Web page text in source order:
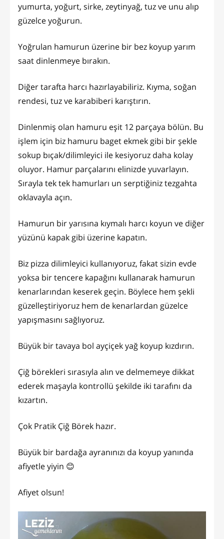
yumurta, yoğurt, sirke, zeytinyağ, tuz ve unu alıp
güzelce yoğurun.
Yoğrulan hamurun üzerine bir bez koyup yarım
saat dinlenmeye bırakın.
Diğer tarafta harcı hazırlayabiliriz. Kıyma, soğan
rendesi, tuz ve karabiberi karıştırın.
Dinlenmiş olan hamuru eşit 12 parçaya bölün. Bu
işlem için biz hamuru baget ekmek gibi bir şekle
sokup bıçak/dilimleyici ile kesiyoruz daha kolay
oluyor. Hamur parçalarını elinizde yuvarlayın.
Sırayla tek tek hamurları un serptiğiniz tezgahta
oklavayla açın.
Hamurun bir yarısına kıymalı harcı koyun ve diğer
yüzünü kapak gibi üzerine kapatın.
Biz pizza dilimleyici kullanıyoruz, fakat sizin evde
yoksa bir tencere kapağını kullanarak hamurun
kenarlarından keserek geçin. Böylece hem şekli
güzelleştiriyoruz hem de kenarlardan güzelce
yapışmasını sağlıyoruz.
Büyük bir tavaya bol ayçiçek yağ koyup kızdırın.
Çiğ börekleri sırasıyla alın ve delmemeye dikkat
ederek maşayla kontrollü şekilde iki tarafını da
kızartın.
Çok Pratik Çiğ Börek hazır.
Büyük bir bardağa ayranınızı da koyup yanında
afiyetle yiyin 😊
Afiyet olsun!